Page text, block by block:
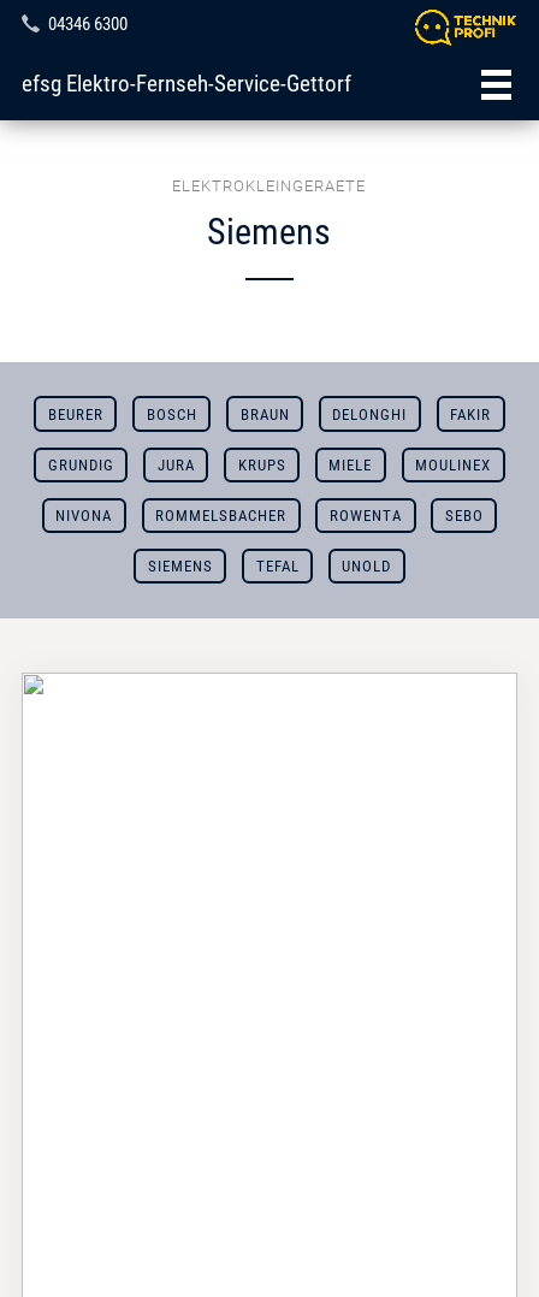
04346 6300
efsg Elektro-Fernseh-Service-Gettorf
ELEKTROKLEINGERAETE
Siemens
BEURER BOSCH BRAUN DELONGHI FAKIR
GRUNDIG JURA KRUPS MIELE MOULINEX
NIVONA ROMMELSBACHER ROWENTA SEBO
SIEMENS TEFAL UNOLD